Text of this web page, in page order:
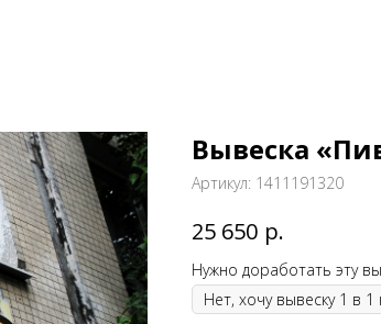
Вывеска
Артикул: 1411191320
25 650 р.
Нужно доработать эту